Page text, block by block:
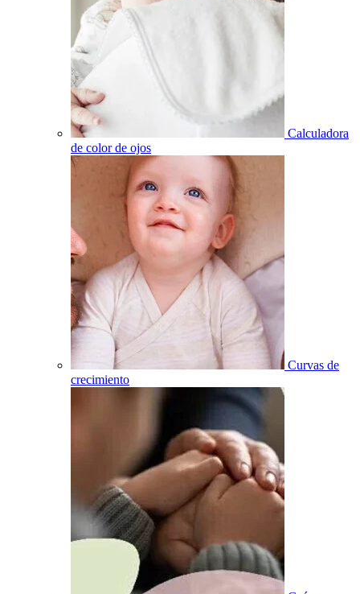
Calculadora
de color de ojos
Curvas de
crecimiento